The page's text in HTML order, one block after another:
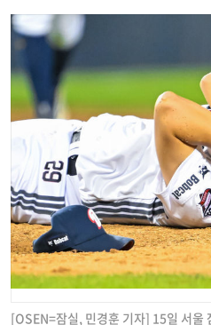
[OSEN=잠실, 민경훈 기자] 15일 서울